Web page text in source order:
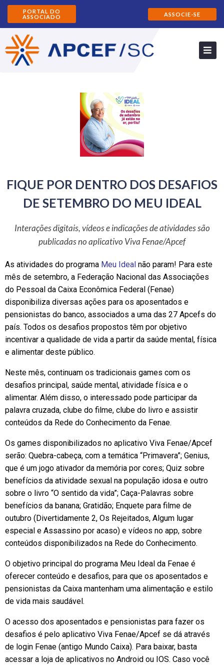
PORTAL DO
ASSOCIADO
ASSOCIE-SE
FIQUE POR DENTRO DOS DESAFIOS
DE SETEMBRO DO MEU IDEAL
Interações digitais, vídeos e indicações de atividades são
publicadas no aplicativo Viva Fenae/Apcef
As atividades do programa Meu Ideal não param! Para este
mês de setembro, a Federação Nacional das Associações
do Pessoal da Caixa Econômica Federal (Fenae)
disponibiliza diversas ações para os aposentados e
pensionistas do banco, associados a uma das 27 Apcefs do
país. Todos os desafios propostos têm por objetivo
incentivar a qualidade de vida a partir da saúde mental, física
e alimentar deste público.
Neste mês, continuam os tradicionais games com os
desafios principal, saúde mental, atividade física e o
alimentar. Além disso, o interessado pode participar da
palavra cruzada, clube do filme, clube do livro e assistir
conteúdos da Rede do Conhecimento da Fenae.
Os games disponibilizados no aplicativo Viva Fenae/Apcef
serão: Quebra-cabeça, com a temática “Primavera”; Genius,
que é um jogo ativador da memória por cores; Quiz sobre
benefícios da atividade sexual na população idosa e outro
sobre o livro “O sentido da vida”; Caça-Palavras sobre
benefícios da banana; Gratidão; Enquete para filme de
outubro (Divertidamente 2, Os Rejeitados, Algum lugar
especial e Assassino por acaso) e vídeos no app, sobre
conteúdos disponibilizados na Rede do Conhecimento.
O objetivo principal do programa Meu Ideal da Fenae é
oferecer conteúdo e desafios, para que os aposentados e
pensionistas da Caixa mantenham uma alimentação e estilo
de vida mais saudável.
O acesso dos aposentados e pensionistas para fazer os
desafios é pelo aplicativo Viva Fenae/Apcef se dá através
de login Fenae (antigo Mundo Caixa). Para baixar, basta
acessar a loja de aplicativos no Android ou IOS. Caso você